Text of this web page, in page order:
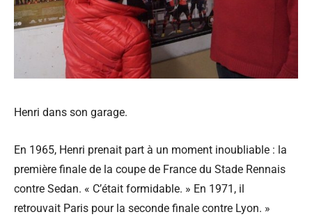
Henri dans son garage.
En 1965, Henri prenait part à un moment inoubliable : la
première finale de la coupe de France du Stade Rennais
contre Sedan. « C’était formidable. » En 1971, il
retrouvait Paris pour la seconde finale contre Lyon. »